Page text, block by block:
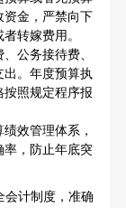
资金，严禁向下
转嫁费用。
公务接待费、
。年度预算执
照规定程序报
效管理体系，
率，防止年底突
计制度，准确